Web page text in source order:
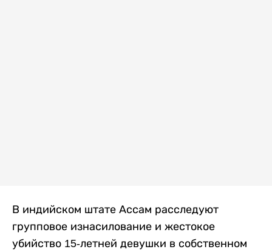
В индийском штате Ассам расследуют
групповое изнасилование и жестокое
убийство 15-летней девушки в собственном